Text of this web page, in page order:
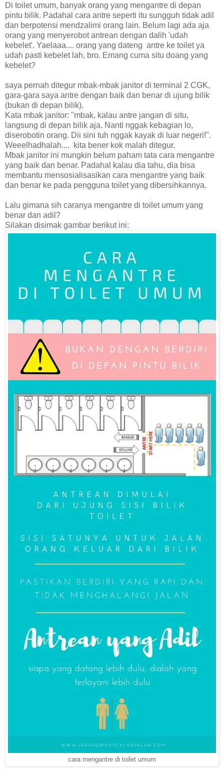
Di toilet umum, banyak orang yang mengantre di depan
pintu bilik. Padahal cara antre seperti itu sungguh tidak adil
dan berpotensi mendzalimi orang lain. Belum lagi ada aja
orang yang menyerobot antrean dengan dalih 'udah
kebelet'. Yaelaaa.... orang yang dateng antre ke toilet ya
udah pasti kebelet lah, bro. Emang cuma situ doang yang
kebelet?
saya pernah ditegur mbak-mbak janitor di terminal 2 CGK,
gara-gara saya antre dengan baik dan benar di ujung bilik
(bukan di depan bilik).
Kata mbak janitor: "mbak, kalau antre jangan di situ,
langsung di depan bilik aja. Nanti nggak kebagian lo,
diserobotin orang. Dii sini tuh nggak kayak di luar negeri!".
Weeelhadhalah.... kita bener kok malah ditegur.
Mbak janitor ini mungkin belum paham tata cara mengantre
yang baik dan benar. Padahal kalau dia tahu, dia bisa
membantu mensosialisasikan cara mengantre yang baik
dan benar ke pada pengguna toilet yang dibersihkannya.
Lalu gimana sih caranya mengantre di toilet umum yang
benar dan adil?
Silakan disimak gambar berikut ini:
cara mengantre di toilet umum